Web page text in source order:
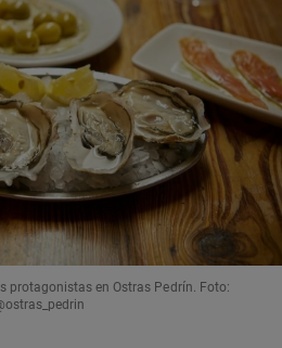
protagonistas en Ostras Pedrín. Foto: